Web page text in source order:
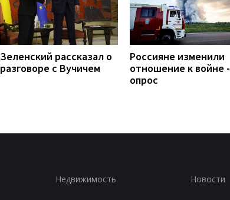
Зеленский рассказал о
разговоре с Вучичем
Россияне изменили
отношение к войне -
опрос
Недвижимость Новости